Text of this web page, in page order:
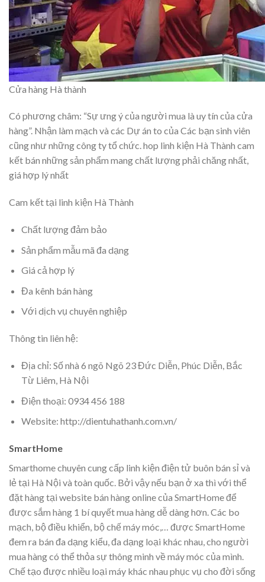
Cửa hàng Hà thành
Có phương châm: “Sự ưng ý của người mua là uy tín của cửa
hàng”. Nhận làm mạch và các Dự án to của Các bạn sinh viên
cũng như những công ty tổ chức. hop linh kiện Hà Thành cam
kết bán những sản phẩm mang chất lượng phải chăng nhất,
giá hợp lý nhất
Cam kết tại linh kiện Hà Thành
Chất lượng đảm bảo
Sản phẩm mẫu mã đa dạng
Giá cả hợp lý
Đa kênh bán hàng
Với dịch vụ chuyên nghiệp
Thông tin liên hệ:
Địa chỉ: Số nhà 6 ngõ Ngõ 23 Đức Diễn, Phúc Diễn, Bắc
Từ Liêm, Hà Nội
Điện thoại: 0934 456 188
Website: http://dientuhathanh.com.vn/
SmartHome
Smarthome chuyên cung cấp linh kiện điện tử buôn bán sỉ và
lẻ tại Hà Nội và toàn quốc. Bởi vậy nếu bạn ở xa thì với thể
đặt hàng tại website bán hàng online của SmartHome để
được sắm hàng 1 bí quyết mua hàng dễ dàng hơn. Các bo
mạch, bộ điều khiển, bộ chế máy móc,… được SmartHome
đem ra bán đa dạng kiểu, đa dạng loại khác nhau, cho người
mua hàng có thể thỏa sự thông minh về máy móc của mình.
Chế tạo được nhiều loại máy khác nhau phục vụ cho đời sống